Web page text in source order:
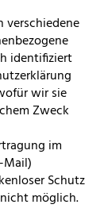
verschiedene
identifiziert
wir sie
Zweck
im
Mail)
Schutz
möglich.